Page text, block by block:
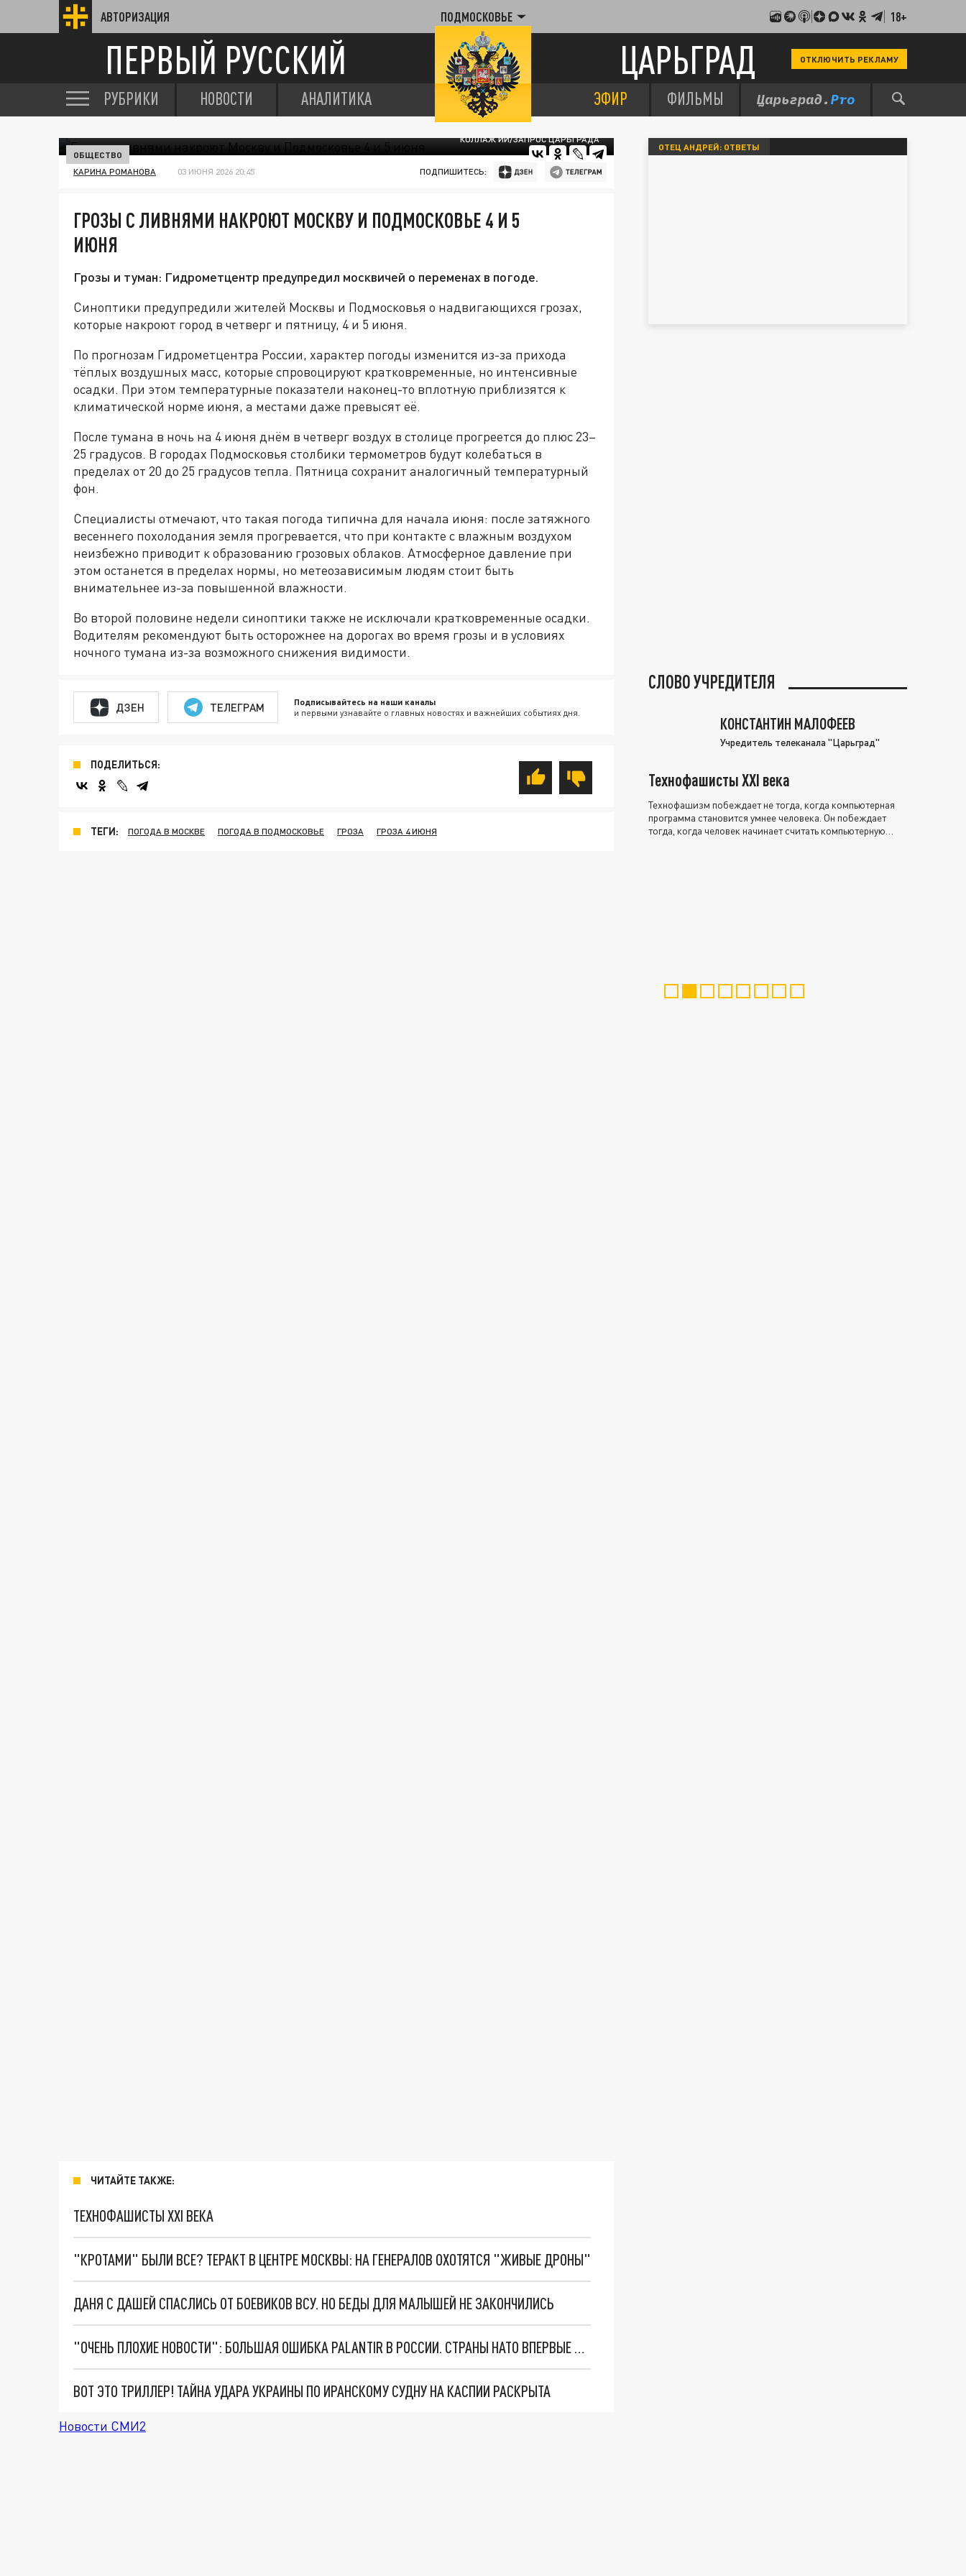
АВТОРИЗАЦИЯ ПОДМОСКОВЬЕ 18+
ПЕРВЫЙ РУССКИЙ ЦАРЬГРАД ОТКЛЮЧИТЬ РЕКЛАМУ
РУБРИКИ НОВОСТИ АНАЛИТИКА ЭФИР ФИЛЬМЫ
КОЛЛАЖ ИИ/ЗАПРОС ЦАРЬГРАДА
ОБЩЕСТВО
КАРИНА РОМАНОВА 03 ИЮНЯ 2026 20:45 ПОДПИШИТЕСЬ:
ГРОЗЫ С ЛИВНЯМИ НАКРОЮТ МОСКВУ И ПОДМОСКОВЬЕ 4 И 5
ИЮНЯ
Грозы и туман: Гидрометцентр предупредил москвичей о переменах в погоде.
Синоптики предупредили жителей Москвы и Подмосковья о надвигающихся грозах,
которые накроют город в четверг и пятницу, 4 и 5 июня.
По прогнозам Гидрометцентра России, характер погоды изменится из-за прихода
тёплых воздушных масс, которые спровоцируют кратковременные, но интенсивные
осадки. При этом температурные показатели наконец-то вплотную приблизятся к
климатической норме июня, а местами даже превысят её.
После тумана в ночь на 4 июня днём в четверг воздух в столице прогреется до плюс 23–
25 градусов. В городах Подмосковья столбики термометров будут колебаться в
пределах от 20 до 25 градусов тепла. Пятница сохранит аналогичный температурный
фон.
Специалисты отмечают, что такая погода типична для начала июня: после затяжного
весеннего похолодания земля прогревается, что при контакте с влажным воздухом
неизбежно приводит к образованию грозовых облаков. Атмосферное давление при
этом останется в пределах нормы, но метеозависимым людям стоит быть
внимательнее из-за повышенной влажности.
Во второй половине недели синоптики также не исключали кратковременные осадки.
Водителям рекомендуют быть осторожнее на дорогах во время грозы и в условиях
ночного тумана из-за возможного снижения видимости.
ДЗЕН ТЕЛЕГРАМ Подписывайтесь на наши каналы
и первыми узнавайте о главных новостях и важнейших событиях дня.
ПОДЕЛИТЬСЯ:
ТЕГИ: ПОГОДА В МОСКВЕ ПОГОДА В ПОДМОСКОВЬЕ ГРОЗА ГРОЗА 4 ИЮНЯ
ЧИТАЙТЕ ТАКЖЕ:
ТЕХНОФАШИСТЫ XXI ВЕКА
"КРОТАМИ" БЫЛИ ВСЕ? ТЕРАКТ В ЦЕНТРЕ МОСКВЫ: НА ГЕНЕРАЛОВ ОХОТЯТСЯ "ЖИВЫЕ ДРОНЫ"
ДАНЯ С ДАШЕЙ СПАСЛИСЬ ОТ БОЕВИКОВ ВСУ. НО БЕДЫ ДЛЯ МАЛЫШЕЙ НЕ ЗАКОНЧИЛИСЬ
"ОЧЕНЬ ПЛОХИЕ НОВОСТИ": БОЛЬШАЯ ОШИБКА PALANTIR В РОССИИ. СТРАНЫ НАТО ВПЕРВЫЕ ЗА СВО ОСТАНОВИЛИ ПОСТАВКИ ОРУЖИЯ. ВСУ ТЕРЯЮТ ПРИГРАНИЧЬЕ?
ВОТ ЭТО ТРИЛЛЕР! ТАЙНА УДАРА УКРАИНЫ ПО ИРАНСКОМУ СУДНУ НА КАСПИИ РАСКРЫТА
Новости СМИ2
ОТЕЦ АНДРЕЙ: ОТВЕТЫ
СЛОВО УЧРЕДИТЕЛЯ
КОНСТАНТИН МАЛОФЕЕВ
Учредитель телеканала "Царьград"
Технофашисты XXI века
Технофашизм побеждает не тогда, когда компьютерная
программа становится умнее человека. Он побеждает
тогда, когда человек начинает считать компьютерную